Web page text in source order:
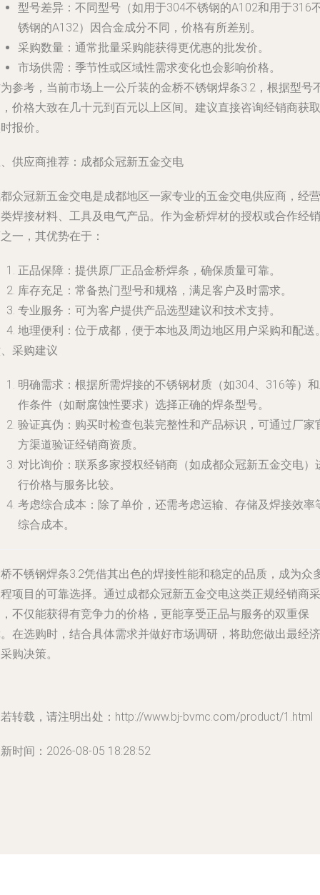
型号差异 ：不同型号（如用于304不锈钢的A102和用于316
锈钢的A132）因合金成分不同，价格有所差别。
采购数量 ：通常批量采购能获得更优惠的批发价。
市场供需 ：季节性或区域性需求变化也会影响价格。
参考，当前市场上一公斤装的金桥不锈钢焊条3.2，根据型号
价格大致在几十元到百元以上区间。建议直接咨询经销商获取
报价。
供应商推荐：成都众冠新五金交电
众冠新五金交电是成都地区一家专业的五金交电供应商，经营
焊接材料、工具及电气产品。作为金桥焊材的授权或合作经销
一，其优势在于：
正品保障 ：提供原厂正品金桥焊条，确保质量可靠。
库存充足 ：常备热门型号和规格，满足客户及时需求。
专业服务 ：可为客户提供产品选型建议和技术支持。
地理便利 ：位于成都，便于本地及周边地区用户采购和配送
采购建议
明确需求 ：根据所需焊接的不锈钢材质（如304、316等）
作条件（如耐腐蚀性要求）选择正确的焊条型号。
验证真伪 ：购买时检查包装完整性和产品标识，可通过厂家
方渠道验证经销商资质。
对比询价 ：联系多家授权经销商（如成都众冠新五金交电）
行价格与服务比较。
考虑综合成本 ：除了单价，还需考虑运输、存储及焊接效率
综合成本。
不锈钢焊条3.2凭借其出色的焊接性能和稳定的品质，成为众
项目的可靠选择。通过成都众冠新五金交电这类正规经销商采
不仅能获得有竞争力的价格，更能享受正品与服务的双重保
在选购时，结合具体需求并做好市场调研，将助您做出最经济
购决策。
转载，请注明出处：http://www.bj-bvmc.com/product/1.html
时间：2026-08-05 18:28:52